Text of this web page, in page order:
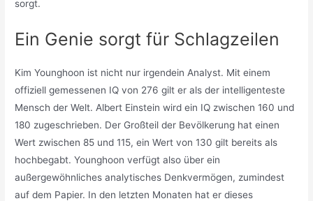
sorgt.
Ein Genie sorgt für Schlagzeilen
Kim Younghoon ist nicht nur irgendein Analyst. Mit einem
offiziell gemessenen IQ von 276 gilt er als der intelligenteste
Mensch der Welt. Albert Einstein wird ein IQ zwischen 160 und
180 zugeschrieben. Der Großteil der Bevölkerung hat einen
Wert zwischen 85 und 115, ein Wert von 130 gilt bereits als
hochbegabt. Younghoon verfügt also über ein
außergewöhnliches analytisches Denkvermögen, zumindest
auf dem Papier. In den letzten Monaten hat er dieses